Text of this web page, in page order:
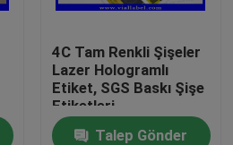
4C Tam Renkli Şişeler
Lazer Hologramlı
Etiket, SGS Baskı Şişe
Etiketleri
Talep Gönder